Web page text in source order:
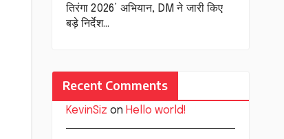
तिरंगा 2026’ अभियान, DM ने जारी किए
बड़े निर्देश…
Recent Comments
KevinSiz on Hello world!